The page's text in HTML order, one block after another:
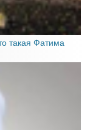
такая Фатима